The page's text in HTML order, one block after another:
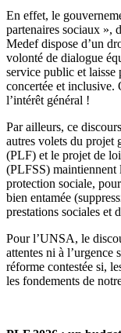
En effet, le
partenaires sociaux »,
Medef dispose d’un
volonté de dialogue
service public et laisse
concertée et inclusive.
l’intérêt général !
Par ailleurs, ce
autres volets du projet
(PLF) et le projet de
(PLFSS) maintiennent
protection sociale,
bien entamée
prestations sociales et
Pour l’UNSA, le
attentes ni à l’urgence
réforme contestée si,
les fondements de